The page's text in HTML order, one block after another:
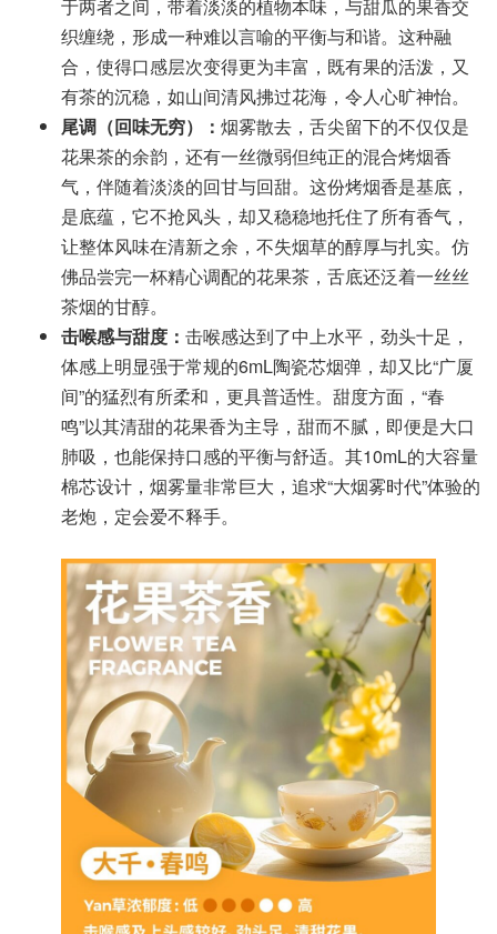
于两者之间，带着淡淡的植物本味，与甜瓜的果香交
织缠绕，形成一种难以言喻的平衡与和谐。这种融
合，使得口感层次变得更为丰富，既有果的活泼，又
有茶的沉稳，如山间清风拂过花海，令人心旷神怡。
尾调（回味无穷）： 烟雾散去，舌尖留下的不仅仅是
花果茶的余韵，还有一丝微弱但纯正的混合烤烟香
气，伴随着淡淡的回甘与回甜。这份烤烟香是基底，
是底蕴，它不抢风头，却又稳稳地托住了所有香气，
让整体风味在清新之余，不失烟草的醇厚与扎实。仿
佛品尝完一杯精心调配的花果茶，舌底还泛着一丝丝
茶烟的甘醇。
击喉感与甜度： 击喉感达到了中上水平，劲头十足，
体感上明显强于常规的6mL陶瓷芯烟弹，却又比“广厦
间”的猛烈有所柔和，更具普适性。甜度方面，“春
鸣”以其清甜的花果香为主导，甜而不腻，即便是大口
肺吸，也能保持口感的平衡与舒适。其10mL的大容量
棉芯设计，烟雾量非常巨大，追求“大烟雾时代”体验的
老炮，定会爱不释手。